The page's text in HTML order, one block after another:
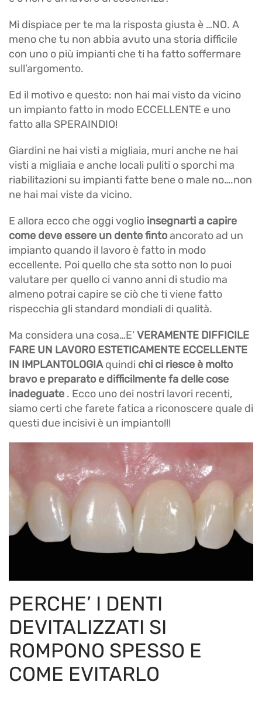
Mi dispiace per te ma la risposta giusta è …NO. A
meno che tu non abbia avuto una storia difficile
con uno o più impianti che ti ha fatto soffermare
sull’argomento.
Ed il motivo e questo: non hai mai visto da vicino
un impianto fatto in modo ECCELLENTE e uno
fatto alla SPERAINDIO!
Giardini ne hai visti a migliaia, muri anche ne hai
visti a migliaia e anche locali puliti o sporchi ma
riabilitazioni su impianti fatte bene o male no….non
ne hai mai viste da vicino.
E allora ecco che oggi voglio insegnarti a capire
come deve essere un dente fintoancorato ad un
impianto quando il lavoro è fatto in modo
eccellente. Poi quello che sta sotto non lo puoi
valutare per quello ci vanno anni di studio ma
almeno potrai capire se ciò che ti viene fatto
rispecchia gli standard mondiali di qualità.
Ma considera una cosa…E’VERAMENTE DIFFICILE
FARE UN LAVORO ESTETICAMENTE ECCELLENTE
IN IMPLANTOLOGIAquindi chi ci riesce è molto
bravo e preparato e difficilmente fa delle cose
inadeguate . Ecco uno dei nostri lavori recenti,
siamo certi che farete fatica a riconoscere quale di
questi due incisivi è un impianto!!!
PERCHE’ I DENTI
DEVITALIZZATI SI
ROMPONO SPESSO E
COME EVITARLO